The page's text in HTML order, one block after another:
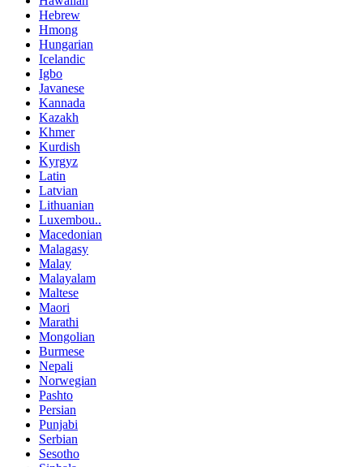
Hebrew
Hmong
Hungarian
Icelandic
Igbo
Javanese
Kannada
Kazakh
Khmer
Kurdish
Kyrgyz
Latin
Latvian
Lithuanian
Luxembou..
Macedonian
Malagasy
Malay
Malayalam
Maltese
Maori
Marathi
Mongolian
Burmese
Nepali
Norwegian
Pashto
Persian
Punjabi
Serbian
Sesotho